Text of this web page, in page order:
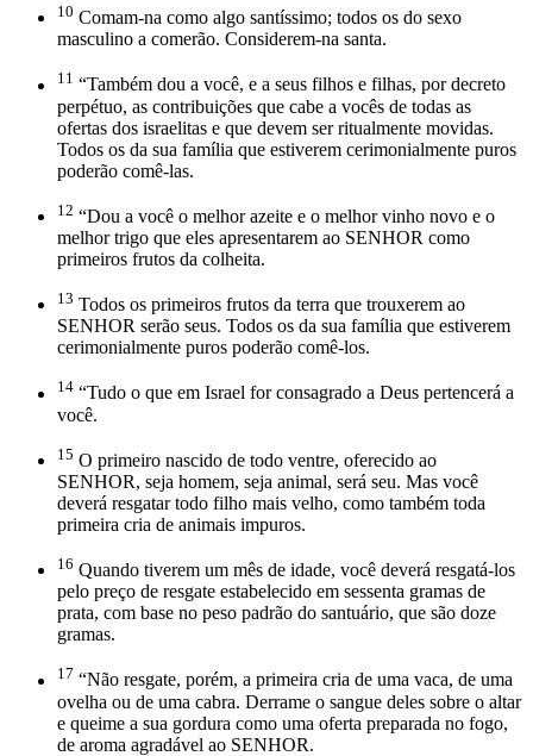
10 Comam-na como algo santíssimo; todos os do sexo
masculino a comerão. Considerem-na santa.
11 “Também dou a você, e a seus filhos e filhas, por decreto
perpétuo, as contribuições que cabe a vocês de todas as
ofertas dos israelitas e que devem ser ritualmente movidas.
Todos os da sua família que estiverem cerimonialmente puros
poderão comê-las.
12 “Dou a você o melhor azeite e o melhor vinho novo e o
melhor trigo que eles apresentarem ao SENHOR como
primeiros frutos da colheita.
13 Todos os primeiros frutos da terra que trouxerem ao
SENHOR serão seus. Todos os da sua família que estiverem
cerimonialmente puros poderão comê-los.
14 “Tudo o que em Israel for consagrado a Deus pertencerá a
você.
15 O primeiro nascido de todo ventre, oferecido ao
SENHOR, seja homem, seja animal, será seu. Mas você
deverá resgatar todo filho mais velho, como também toda
primeira cria de animais impuros.
16 Quando tiverem um mês de idade, você deverá resgatá-los
pelo preço de resgate estabelecido em sessenta gramas de
prata, com base no peso padrão do santuário, que são doze
gramas.
17 “Não resgate, porém, a primeira cria de uma vaca, de uma
ovelha ou de uma cabra. Derrame o sangue deles sobre o altar
e queime a sua gordura como uma oferta preparada no fogo,
de aroma agradável ao SENHOR.